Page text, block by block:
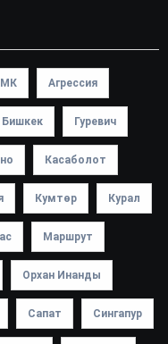
Агрессия
Бишкек Гуревич
Касаболот
Кумтөр Курал
Маршрут
Орхан Инанды
Сапат Сингапур